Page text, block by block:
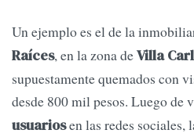
Un ejemplo es el de la
Raíces, en la zona deVilla
supuestamente quemados con
desde 800 mil pesos. Luego de
usuariosen las redes sociales,